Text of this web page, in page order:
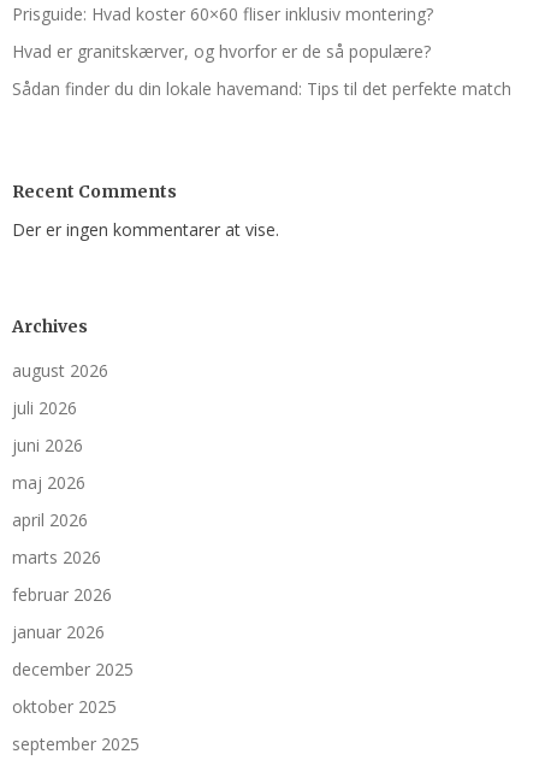
Prisguide: Hvad koster 60×60 fliser inklusiv montering?
Hvad er granitskærver, og hvorfor er de så populære?
Sådan finder du din lokale havemand: Tips til det perfekte match
Recent Comments
Der er ingen kommentarer at vise.
Archives
august 2026
juli 2026
juni 2026
maj 2026
april 2026
marts 2026
februar 2026
januar 2026
december 2025
oktober 2025
september 2025